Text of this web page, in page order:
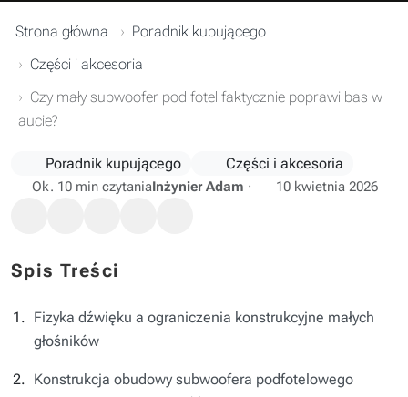
Strona główna
Poradnik kupującego
Części i akcesoria
Czy mały subwoofer pod fotel faktycznie poprawi bas w
aucie?
Poradnik kupującego Części i akcesoria
Ok. 10 min czytaniaInżynier Adam · 10 kwietnia 2026
Spis Treści
Fizyka dźwięku a ograniczenia konstrukcyjne małych
głośników
Konstrukcja obudowy subwoofera podfotelowego